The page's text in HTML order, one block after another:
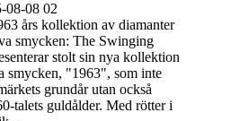
08-08 02
års kollektion av diamanter
smycken: The Swinging
stolt sin nya kollektion
smycken, "1963", som inte
grundår utan också
talets guldålder. Med rötter i